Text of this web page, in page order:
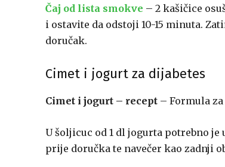
Čaj od lista smokve – 2 kašičice
i ostavite da odstoji 10-15 minuta.
doručak.
Cimet i jogurt za dijabetes
Cimet i jogurt – recept – Formula
U šoljicuc od 1 dl jogurta potrebno
prije doručka te navečer kao zadnji